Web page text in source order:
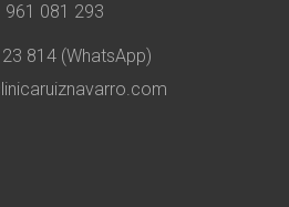
961 081 293
814 (WhatsApp)